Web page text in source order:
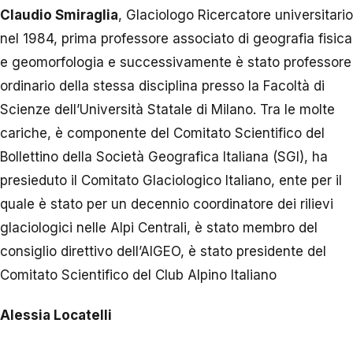
Claudio Smiraglia, Glaciologo Ricercatore universitario
nel 1984, prima professore associato di geografia fisica
e geomorfologia e successivamente è stato professore
ordinario della stessa disciplina presso la Facoltà di
Scienze dell’Università Statale di Milano. Tra le molte
cariche, è componente del Comitato Scientifico del
Bollettino della Società Geografica Italiana (SGI), ha
presieduto il Comitato Glaciologico Italiano, ente per il
quale è stato per un decennio coordinatore dei rilievi
glaciologici nelle Alpi Centrali, è stato membro del
consiglio direttivo dell’AIGEO, è stato presidente del
Comitato Scientifico del Club Alpino Italiano
Alessia Locatelli